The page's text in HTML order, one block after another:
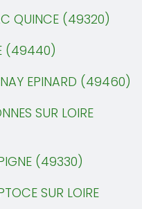
QUINCE (49320)
(49440)
EPINARD (49460)
SUR LOIRE
(49330)
SUR LOIRE